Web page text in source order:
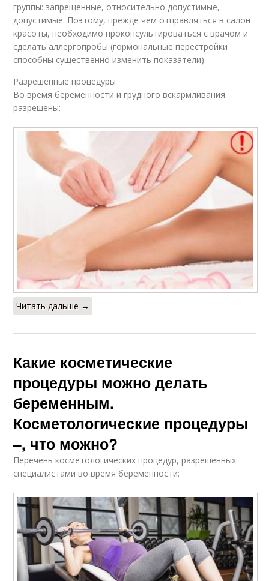
группы: запрещенные, относительно допустимые,
допустимые. Поэтому, прежде чем отправляться в салон
красоты, необходимо проконсультироваться с врачом и
сделать аллергопробы (гормональные перестройки
способны существенно изменить показатели).
Разрешенные процедуры
Во время беременности и грудного вскармливания
разрешены:
Читать дальше →
Какие косметические
процедуры можно делать
беременным.
Косметологические процедуры
–, что можно?
Перечень косметологических процедур, разрешенных
специалистами во время беременности: